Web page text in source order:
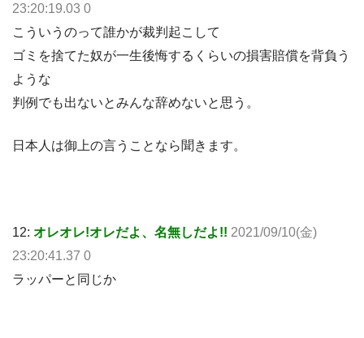
23:20:19.03 0
こういうのって誰かが裁判起こして
ゴミを捨てた奴が一生後悔するくらいの損害賠償を背負う
ような
判例でも出ないとみんな辞めないと思う。
日本人は御上の言うことなら聞きます。
12: オレオレ!オレだよ、名無しだよ!! 2021/09/10(金)
23:20:41.37 0
ラッパーと同じか